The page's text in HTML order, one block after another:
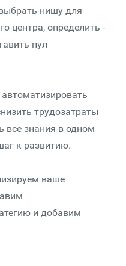
нишу для
центра, определить -
пул
трудозатраты
все знания в одном
к развитию.
ваше
и добавим